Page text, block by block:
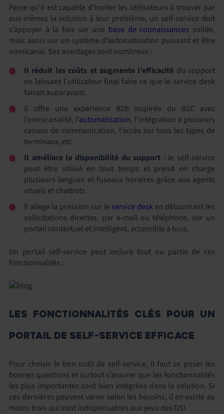
Parce qu’il est capable d’inciter les utilisateurs à trouver par
eux-mêmes la solution à leur problème, un self-service doit
s’appuyer à la fois sur une base de connaissances solide,
mais aussi sur un système d’automatisation puissant et être
omnicanal. Ses avantages sont nombreux :
Il réduit les coûts et augmente l’efficacité du support
en laissant l’utilisateur final faire ce que le service desk
faisait auparavant.
Il offre une expérience B2B inspirée du B2C avec
l’omnicanalité, l’automatisation, l’intégration à plusieurs
canaux de communication, l’accès sur tous les types de
terminaux, etc.
Il améliore la disponibilité du support : le self-service
peut être utilisé en tout temps et prend en charge
plusieurs langues et fuseaux horaires grâce aux agents
vituels et chatbots.
Il allège la pression sur le service desken détournant les
sollicitations directes, par e-mail ou téléphone, sur un
portail contextuel et intelligent, accessible à tous.
Un portail self-service peut inclure tout ou partie de ces
fonctionnalités :
LES FONCTIONNALITÉS CLÉS POUR UN
PORTAIL DE SELF-SERVICE EFFICACE
Pour choisir le bon outil de self-service, il faut se poser les
bonnes questions et surtout s’assurer que les fonctionnalités
les plus importantes sont bien intégrées dans la solution. Si
ces dernières peuvent varier selon les besoins, il en existe au
moins trois qui sont indispensables aux yeux des DSI.